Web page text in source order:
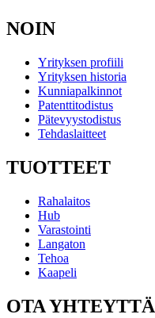
NOIN
Yrityksen profiili
Yrityksen historia
Kunniapalkinnot
Patenttitodistus
Pätevyystodistus
Tehdaslaitteet
TUOTTEET
Rahalaitos
Hub
Varastointi
Langaton
Tehoa
Kaapeli
OTA YHTEYTTÄ